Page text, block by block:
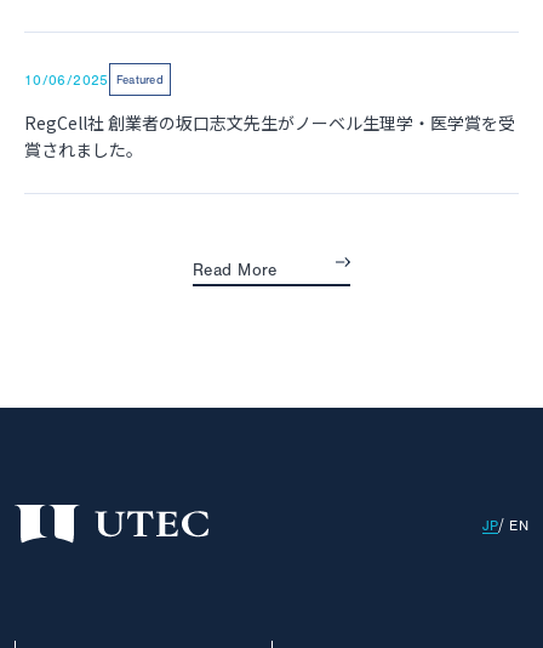
Read More
10/06/2025 Featured
RegCell社 創業者の坂口志文先生がノーベル生理学・医学賞を受
賞されました。
JP EN